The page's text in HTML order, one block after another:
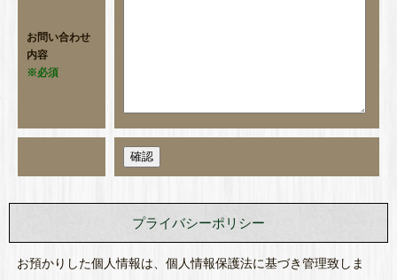
お問い合わせ
内容
※必須
プライバシーポリシー
お預かりした個人情報は、個人情報保護法に基づき管理致しま